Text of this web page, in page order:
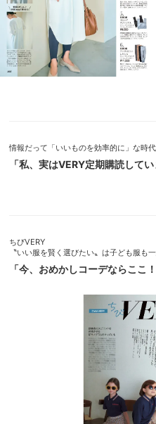
情報だって「いいものを効率的に」な時
「私、実はVERY定期購読してい
ちびVERY
〝いい服を賢く選びたい〟は子ども服も
「今、おめかしコーデならここ